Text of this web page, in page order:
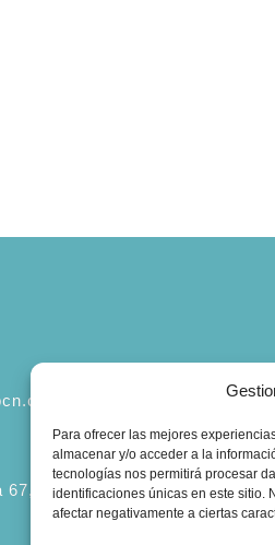
Para ofrecer las mejores
almacenar y/o acceder a la
tecnologías nos permitirá procesar
identificaciones únicas en este sitio.
afectar negativamente a ciertas
1º 2ª